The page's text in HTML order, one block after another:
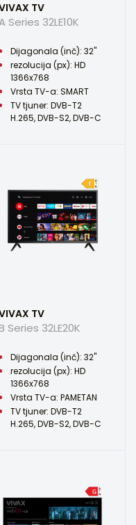
TV
Series 32LE10K
Dijagonala (inč): 32"
rezolucija (px): HD
1366x768
Vrsta TV-a: SMART
TV tjuner: DVB-T2
H.265, DVB-S2, DVB-C
TV
Series 32LE20K
Dijagonala (inč): 32"
rezolucija (px): HD
1366x768
Vrsta TV-a: PAMETAN
TV tjuner: DVB-T2
H.265, DVB-S2, DVB-C